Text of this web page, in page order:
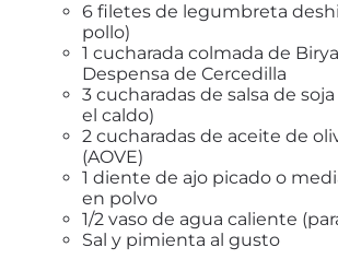
6 filetes de legumbreta
pollo)
1 cucharada colmada de
Despensa de Cercedilla
3 cucharadas de salsa de
el caldo)
2 cucharadas de aceite de
(AOVE)
1 diente de ajo picado o
en polvo
1/2 vaso de agua caliente
Sal y pimienta al gusto